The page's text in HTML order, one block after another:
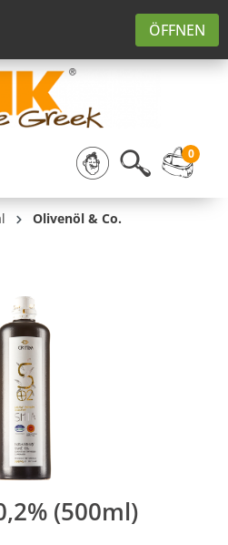
ÖFFNEN
0
Olivenöl & Co.
(500ml)